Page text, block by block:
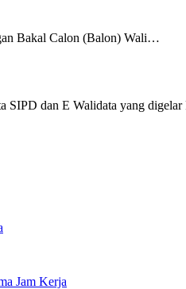
Bakal Calon (Balon) Wali…
Jam Kerja